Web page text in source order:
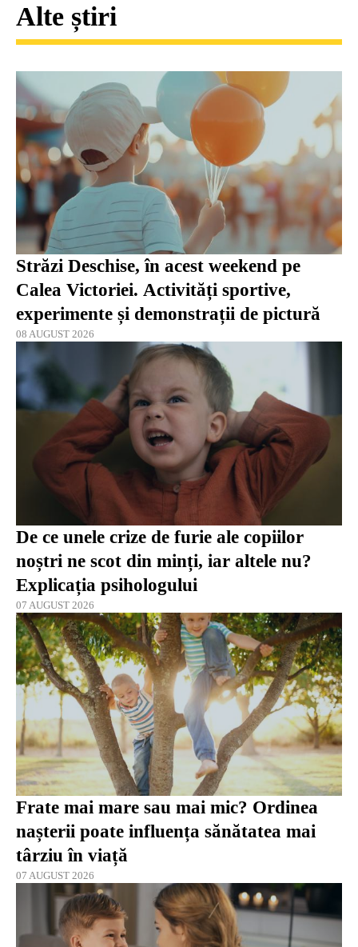
Alte știri
Străzi Deschise, în acest weekend pe
Calea Victoriei. Activități sportive,
experimente și demonstrații de pictură
08 AUGUST 2026
De ce unele crize de furie ale copiilor
noștri ne scot din minți, iar altele nu?
Explicația psihologului
07 AUGUST 2026
Frate mai mare sau mai mic? Ordinea
nașterii poate influența sănătatea mai
târziu în viață
07 AUGUST 2026